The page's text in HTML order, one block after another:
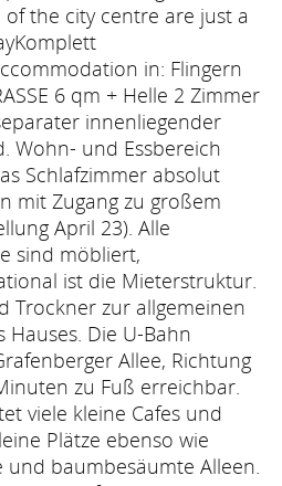
the city centre are just a
in: Flingern
6 qm + Helle 2 Zimmer
innenliegender
Wohn- und Essbereich
Schlafzimmer absolut
mit Zugang zu großem
April 23). Alle
sind möbliert,
ist die Mieterstruktur.
Trockner zur allgemeinen
Hauses. Die U-Bahn
Allee, Richtung
zu Fuß erreichbar.
viele kleine Cafes und
Plätze ebenso wie
baumbesäumte Alleen.